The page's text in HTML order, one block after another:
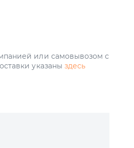
или самовывозом с
указаны здесь